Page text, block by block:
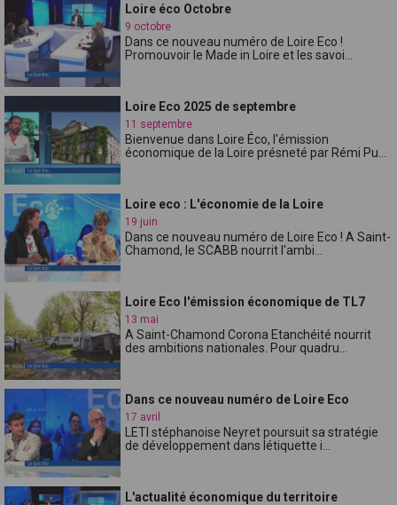
Loire éco Octobre
9 octobre
Dans ce nouveau numéro de Loire Eco !
Promouvoir le Made in Loire et les savoi...
Loire Eco 2025 de septembre
11 septembre
Bienvenue dans Loire Éco, l'émission
économique de la Loire présneté par Rémi Pu...
Loire eco : L'économie de la Loire
19 juin
Dans ce nouveau numéro de Loire Eco ! A Saint-
Chamond, le SCABB nourrit l'ambi...
Loire Eco l'émission économique de TL7
13 mai
A Saint-Chamond Corona Etanchéité nourrit
des ambitions nationales. Pour quadru...
Dans ce nouveau numéro de Loire Eco
17 avril
LETI stéphanoise Neyret poursuit sa stratégie
de développement dans létiquette i...
L'actualité économique du territoire